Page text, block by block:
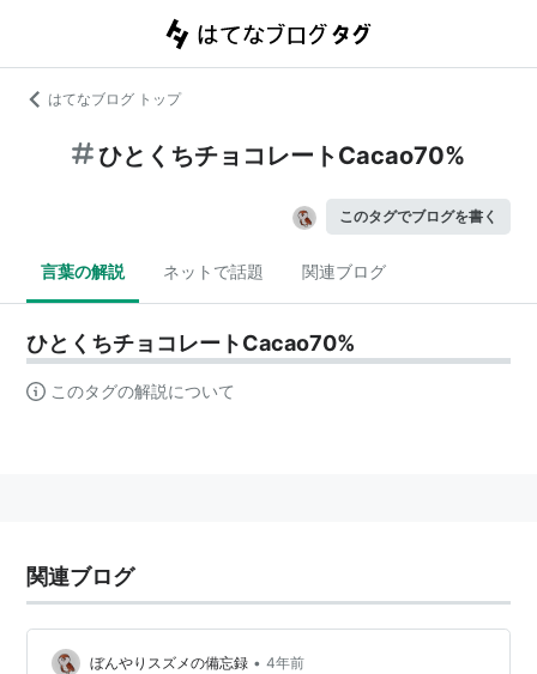
はてなブログ トップ
ひとくちチョコレートCacao70%
このタグでブログを書く
言葉の解説 ネットで話題 関連ブログ
ひとくちチョコレートCacao70%
このタグの解説について
関連ブログ
ぼんやりスズメの備忘録 • 4年前